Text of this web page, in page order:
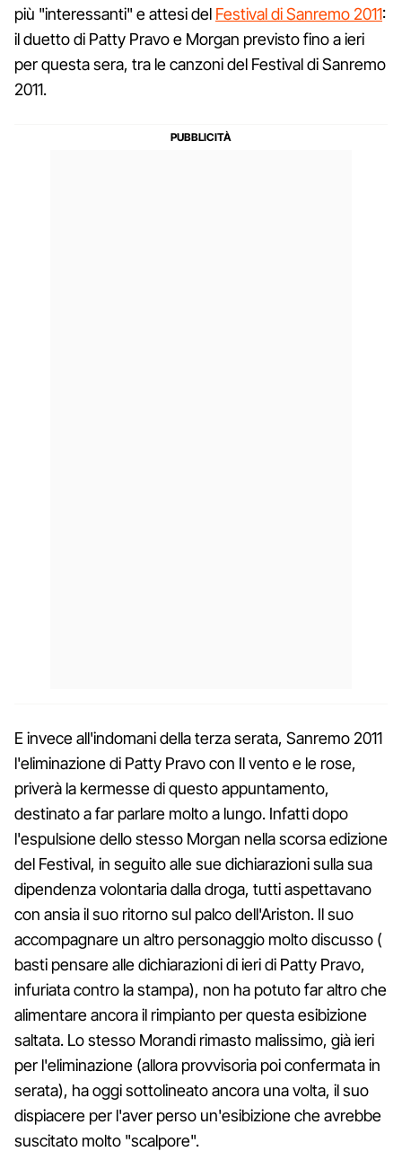
più "interessanti" e attesi del Festival di Sanremo 2011:
il duetto di Patty Pravo e Morgan previsto fino a ieri
per questa sera, tra le canzoni del Festival di Sanremo
2011.
E invece all'indomani della terza serata, Sanremo 2011
l'eliminazione di Patty Pravo con Il vento e le rose,
priverà la kermesse di questo appuntamento,
destinato a far parlare molto a lungo. Infatti dopo
l'espulsione dello stesso Morgan nella scorsa edizione
del Festival, in seguito alle sue dichiarazioni sulla sua
dipendenza volontaria dalla droga, tutti aspettavano
con ansia il suo ritorno sul palco dell'Ariston. Il suo
accompagnare un altro personaggio molto discusso (
basti pensare alle dichiarazioni di ieri di Patty Pravo,
infuriata contro la stampa), non ha potuto far altro che
alimentare ancora il rimpianto per questa esibizione
saltata. Lo stesso Morandi rimasto malissimo, già ieri
per l'eliminazione (allora provvisoria poi confermata in
serata), ha oggi sottolineato ancora una volta, il suo
dispiacere per l'aver perso un'esibizione che avrebbe
suscitato molto "scalpore".